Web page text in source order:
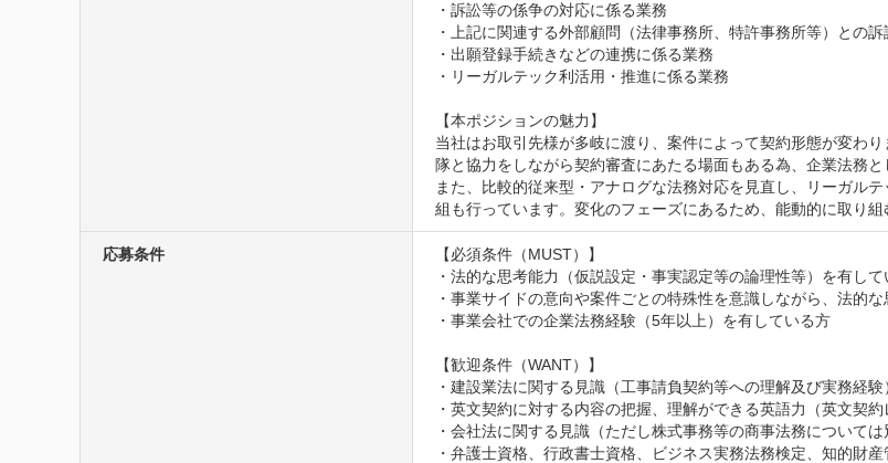
・訴訟等の係争の対応に係る業務
・上記に関連する外部顧問（法律事務所、特許事務所等）との
・出願登録手続きなどの連携に係る業務
・リーガルテック利活用・推進に係る業務
【本ポジションの魅力】
当社はお取引先様が多岐に渡り、案件によって契約形態が変わ
隊と協力をしながら契約審査にあたる場面もある為、企業法務
また、比較的従来型・アナログな法務対応を見直し、リーガル
組も行っています。変化のフェーズにあるため、能動的に取り
応募条件
【必須条件（MUST）】
・法的な思考能力（仮説設定・事実認定等の論理性等）を有して
・事業サイドの意向や案件ごとの特殊性を意識しながら、法的
・事業会社での企業法務経験（5年以上）を有している方
【歓迎条件（WANT）】
・建設業法に関する見識（工事請負契約等への理解及び実務経験
・英文契約に対する内容の把握、理解ができる英語力（英文契約
・会社法に関する見識（ただし株式事務等の商事法務については
・弁護士資格、行政書士資格、ビジネス実務法務検定、知的財